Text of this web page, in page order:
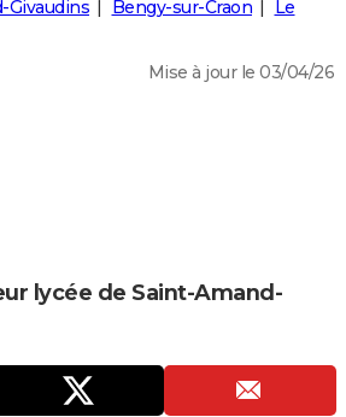
Givaudins Bengy-sur-Craon
Le
Mise à jour le 03/04/26
lycée de Saint-Amand-